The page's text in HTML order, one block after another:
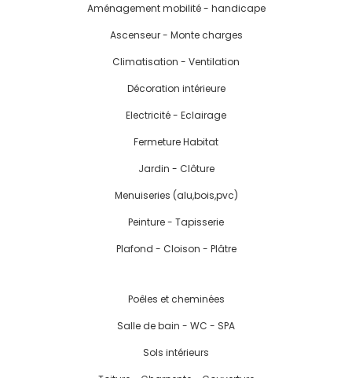
Aménagement mobilité - handicape
Ascenseur - Monte charges
Climatisation - Ventilation
Décoration intérieure
Electricité - Eclairage
Fermeture Habitat
Jardin - Clôture
Menuiseries (alu,bois,pvc)
Peinture - Tapisserie
Plafond - Cloison - Plâtre
Poêles et cheminées
Salle de bain - WC - SPA
Sols intérieurs